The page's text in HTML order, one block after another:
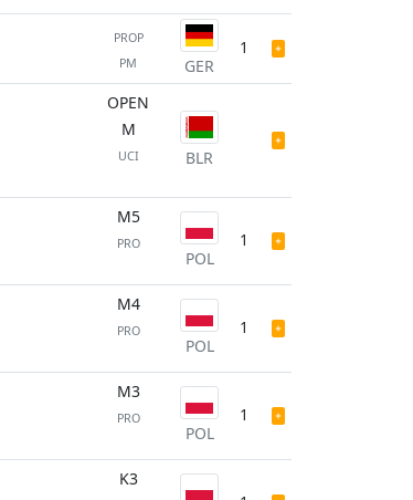
PROP
PM
GER
1
OPEN
M
UCI BLR
M5
PRO
POL
1
M4
PRO
POL
1
M3
PRO
POL
1
K3